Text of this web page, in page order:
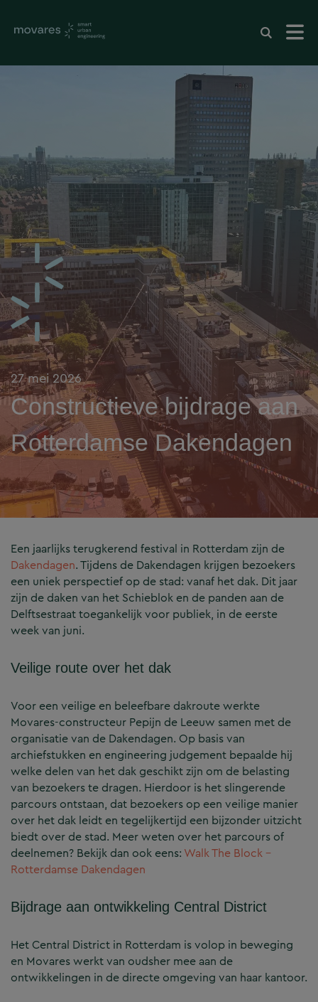
27 mei 2026
Constructieve bijdrage aan
Rotterdamse Dakendagen
Een jaarlijks terugkerend festival in Rotterdam zijn de
Dakendagen. Tijdens de Dakendagen krijgen bezoekers
een uniek perspectief op de stad: vanaf het dak. Dit jaar
zijn de daken van het Schieblok en de panden aan de
Delftsestraat toegankelijk voor publiek, in de eerste
week van juni.
Veilige route over het dak
Voor een veilige en beleefbare dakroute werkte
Movares-constructeur Pepijn de Leeuw samen met de
organisatie van de Dakendagen. Op basis van
archiefstukken en engineering judgement bepaalde hij
welke delen van het dak geschikt zijn om de belasting
van bezoekers te dragen. Hierdoor is het slingerende
parcours ontstaan, dat bezoekers op een veilige manier
over het dak leidt en tegelijkertijd een bijzonder uitzicht
biedt over de stad. Meer weten over het parcours of
deelnemen? Bekijk dan ook eens: Walk The Block –
Rotterdamse Dakendagen
Bijdrage aan ontwikkeling Central District
Het Central District in Rotterdam is volop in beweging
en Movares werkt van oudsher mee aan de
ontwikkelingen in de directe omgeving van haar kantoor.